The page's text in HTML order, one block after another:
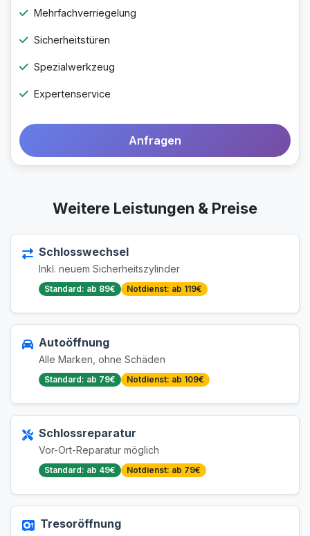
Mehrfachverriegelung
Sicherheitstüren
Spezialwerkzeug
Expertenservice
Anfragen
Weitere Leistungen & Preise
Schlosswechsel
Inkl. neuem Sicherheitszylinder
Standard: ab 89€ Notdienst: ab 119€
Autoöffnung
Alle Marken, ohne Schäden
Standard: ab 79€ Notdienst: ab 109€
Schlossreparatur
Vor-Ort-Reparatur möglich
Standard: ab 49€ Notdienst: ab 79€
Tresoröffnung